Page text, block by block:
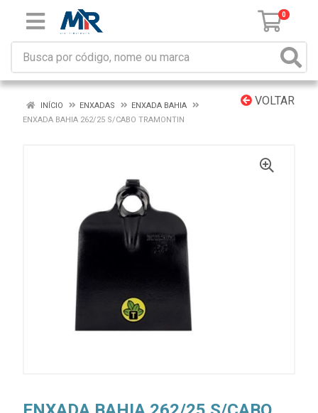
0
VOLTAR
INÍCIO ENXADAS
ENXADA BAHIA
ENXADA BAHIA 262/25 S/CABO TRAMONTIN